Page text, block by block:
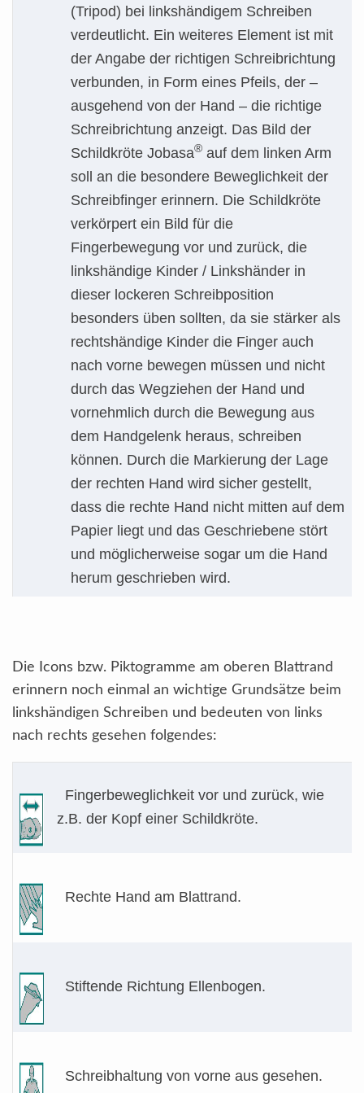
(Tripod) bei linkshändigem Schreiben
verdeutlicht. Ein weiteres Element ist mit
der Angabe der richtigen Schreibrichtung
verbunden, in Form eines Pfeils, der –
ausgehend von der Hand – die richtige
Schreibrichtung anzeigt. Das Bild der
Schildkröte Jobasa® auf dem linken Arm
soll an die besondere Beweglichkeit der
Schreibfinger erinnern. Die Schildkröte
verkörpert ein Bild für die
Fingerbewegung vor und zurück, die
linkshändige Kinder / Linkshänder in
dieser lockeren Schreibposition
besonders üben sollten, da sie stärker als
rechtshändige Kinder die Finger auch
nach vorne bewegen müssen und nicht
durch das Wegziehen der Hand und
vornehmlich durch die Bewegung aus
dem Handgelenk heraus, schreiben
können. Durch die Markierung der Lage
der rechten Hand wird sicher gestellt,
dass die rechte Hand nicht mitten auf dem
Papier liegt und das Geschriebene stört
und möglicherweise sogar um die Hand
herum geschrieben wird.
Die Icons bzw. Piktogramme am oberen Blattrand
erinnern noch einmal an wichtige Grundsätze beim
linkshändigen Schreiben und bedeuten von links
nach rechts gesehen folgendes:
Fingerbeweglichkeit vor und zurück, wie
z.B. der Kopf einer Schildkröte.
Rechte Hand am Blattrand.
Stiftende Richtung Ellenbogen.
Schreibhaltung von vorne aus gesehen.